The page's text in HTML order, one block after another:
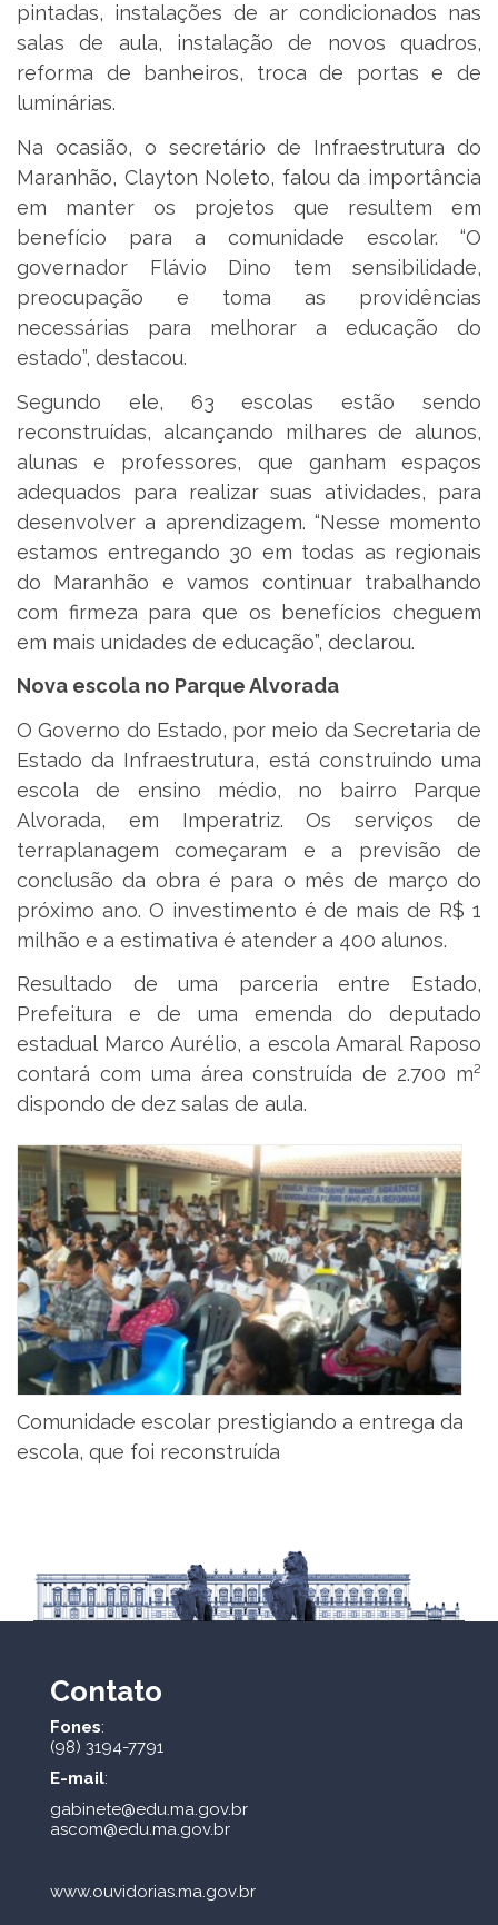
pintadas, instalações de ar condicionados nas
salas de aula, instalação de novos quadros,
reforma de banheiros, troca de portas e de
luminárias.
Na ocasião, o secretário de Infraestrutura do
Maranhão, Clayton Noleto, falou da importância
em manter os projetos que resultem em
benefício para a comunidade escolar. “O
governador Flávio Dino tem sensibilidade,
preocupação e toma as providências
necessárias para melhorar a educação do
estado”, destacou.
Segundo ele, 63 escolas estão sendo
reconstruídas, alcançando milhares de alunos,
alunas e professores, que ganham espaços
adequados para realizar suas atividades, para
desenvolver a aprendizagem. “Nesse momento
estamos entregando 30 em todas as regionais
do Maranhão e vamos continuar trabalhando
com firmeza para que os benefícios cheguem
em mais unidades de educação”, declarou.
Nova escola no Parque Alvorada
O Governo do Estado, por meio da Secretaria de
Estado da Infraestrutura, está construindo uma
escola de ensino médio, no bairro Parque
Alvorada, em Imperatriz. Os serviços de
terraplanagem começaram e a previsão de
conclusão da obra é para o mês de março do
próximo ano. O investimento é de mais de R$ 1
milhão e a estimativa é atender a 400 alunos.
Resultado de uma parceria entre Estado,
Prefeitura e de uma emenda do deputado
estadual Marco Aurélio, a escola Amaral Raposo
contará com uma área construída de 2.700 m²
dispondo de dez salas de aula.
Comunidade escolar prestigiando a entrega da
escola, que foi reconstruída
Contato
Fones:
(98) 3194-7791
E-mail:
gabinete@edu.ma.gov.br
ascom@edu.ma.gov.br
www.ouvidorias.ma.gov.br